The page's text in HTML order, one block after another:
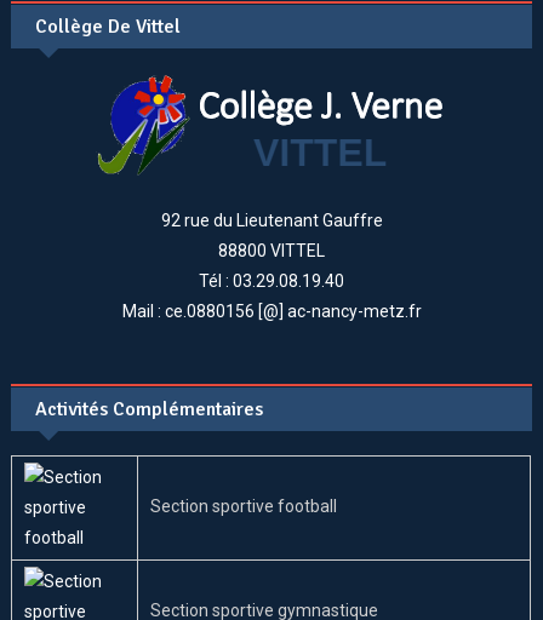
Collège De Vittel
92 rue du Lieutenant Gauffre
88800 VITTEL
Tél : 03.29.08.19.40
Mail : ce.0880156 [@] ac-nancy-metz.fr
Activités Complémentaires
Section sportive football
Section sportive gymnastique